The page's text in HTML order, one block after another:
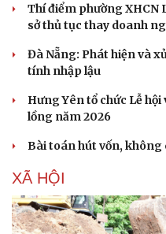
Du lịch
Săn Tour
check-in
Thí điểm phường XHCN
sở thủ tục thay doanh
Đà Nẵng: Phát hiện và
tính nhập lậu
Hưng Yên tổ chức Lễ
lồng năm 2026
Bài toán hút vốn, không
XÃ HỘI